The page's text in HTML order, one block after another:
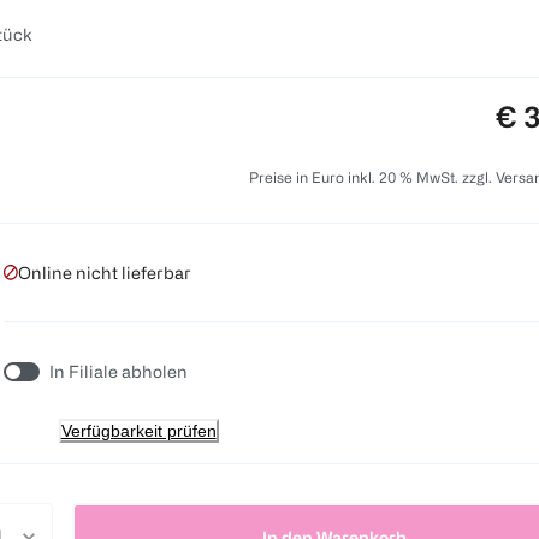
€
Preise in Euro inkl. 20 % MwSt. zzgl.
Online nicht lieferbar
In Filiale abholen
Verfügbarkeit prüfen